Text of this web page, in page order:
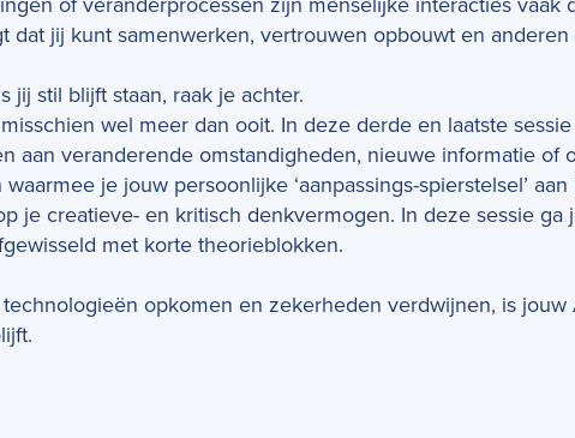
dat jij kunt samenwerken, vertrouwen opbouwt en anderen
jij stil blijft staan, raak je achter.
wel meer dan ooit. In deze derde en laatste
aan veranderende omstandigheden, nieuwe informatie of
je jouw persoonlijke ‘aanpassings-­spierstelsel’
je creatieve- en kritisch denkvermogen. In deze sessie ga
met korte theorieblokken.
opkomen en zekerheden verdwijnen, is jouw